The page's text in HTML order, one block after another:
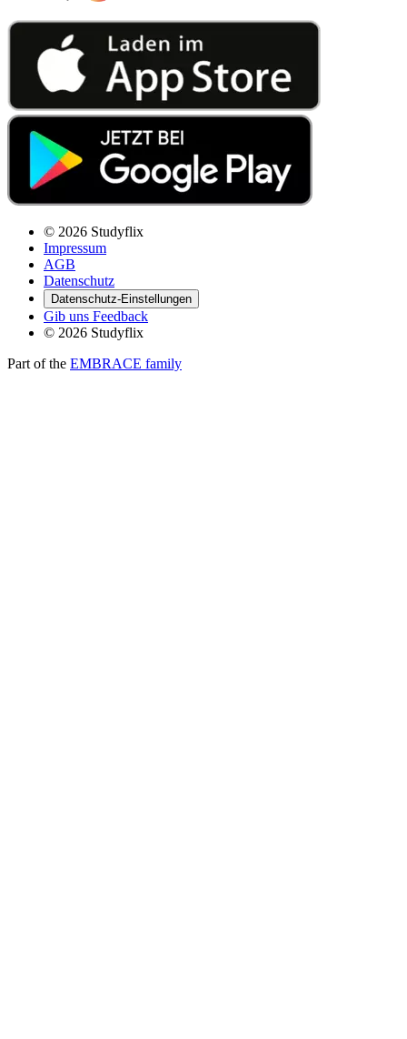
© 2026 Studyflix
Impressum
AGB
Datenschutz
Datenschutz-Einstellungen
Gib uns Feedback
© 2026 Studyflix
Part of the EMBRACE family